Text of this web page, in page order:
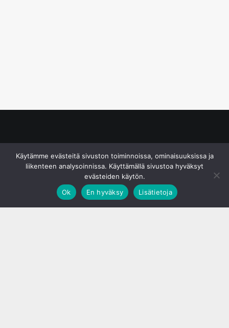
Käytämme evästeitä sivuston toiminnoissa, ominaisuuksissa ja
liikenteen analysoinnissa. Käyttämällä sivustoa hyväksyt
evästeiden käytön.
Ok
En hyväksy Lisätietoja